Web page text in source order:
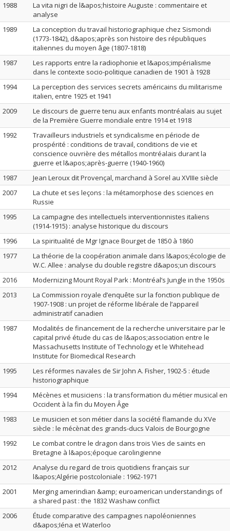
1988
La vita nigri de l&apos;histoire Auguste : commentaire et
analyse
1989
La conception du travail historiographique chez Sismondi
(1773-1842), d&apos;après son histoire des républiques
italiennes du moyen âge (1807-1818)
1987
Les rapports entre la radiophonie et l&apos;impérialisme
dans le contexte socio-politique canadien de 1901 à 1928
1994
La perception des services secrets américains du militarisme
italien, entre 1925 et 1941
2009
Le discours de guerre tenu aux enfants montréalais au sujet
de la Première Guerre mondiale entre 1914 et 1918
1992
Travailleurs industriels et syndicalisme en période de
prospérité : conditions de travail, conditions de vie et
conscience ouvrière des métallos montréalais durant la
guerre et l&apos;après-guerre (1940-1960)
1987
Jean Leroux dit Provençal, marchand à Sorel au XVIIIe siècle
2007
La chute et ses leçons : la métamorphose des sciences en
Russie
1995
La campagne des intellectuels interventionnistes italiens
(1914-1915) : analyse historique du discours
1996
La spiritualité de Mgr Ignace Bourget de 1850 à 1860
1977
La théorie de la coopération animale dans l&apos;écologie de
W.C. Allee : analyse du double registre d&apos;un discours
2016
Modernizing Mount Royal Park : Montréal’s Jungle in the 1950s
2013
La Commission royale d’enquête sur la fonction publique de
1907-1908 : un projet de réforme libérale de l’appareil
administratif canadien
1987
Modalités de financement de la recherche universitaire par le
capital privé étude du cas de l&apos;association entre le
Massachusetts Institute of Technology et le Whitehead
Institute for Biomedical Research
1995
Les réformes navales de Sir John A. Fisher, 1902-5 : étude
historiographique
1994
Mécènes et musiciens : la transformation du métier musical en
Occident à la fin du Moyen Âge
1983
Le musicien et son métier dans la société flamande du XVe
siècle : le mécènat des grands-ducs Valois de Bourgogne
1992
Le combat contre le dragon dans trois Vies de saints en
Bretagne à l&apos;époque carolingienne
2012
Analyse du regard de trois quotidiens français sur
l&apos;Algérie postcoloniale : 1962-1971
2001
Merging amerindian &amp; euroamerican understandings of
a shared past : the 1832 Washaw conflict
2006
Étude comparative des campagnes napoléoniennes
d&apos;Iéna et Waterloo